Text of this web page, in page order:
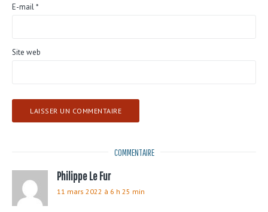
E-mail*
Site web
COMMENTAIRE
Philippe Le Fur
11 mars 2022 à 6 h 25 min